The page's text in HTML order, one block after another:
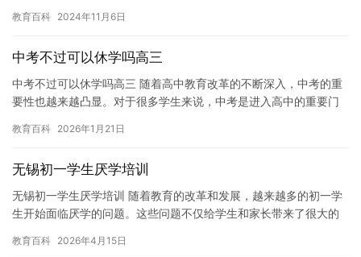
服自己…
教育百科 2024年11月6日
中考不过可以休学吗高三
中考不过可以休学吗高三 随着高中教育改革的不断深入，中考的重
要性也越来越凸显。对于很多学生来说，中考是进入高中的重要门
中考…
教育百科 2026年1月21日
无锡初一学生厌学培训
无锡初一学生厌学培训 随着教育的改革和发展，越来越多的初一学
生开始面临厌学的问题。这些问题不仅给学生和家长带来了很大的
此，…
教育百科 2026年4月15日